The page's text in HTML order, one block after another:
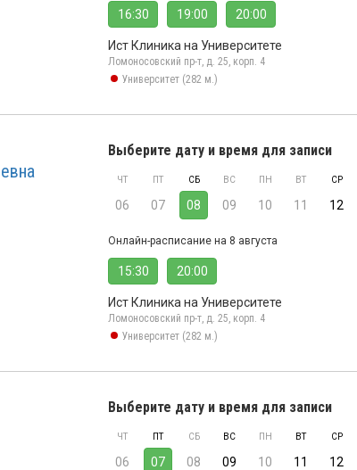
16:30 19:00 20:00
Ист Клиника на Университете
Ломоносовский пр-т, д. 25, корп. 4
Университет (282 м.)
Выберите дату и время для записи
ЧТ
06
ПТ
07
СБ
08
ВС
09
ПН
10
ВТ
11
СР
12
Онлайн-расписание на 8 августа
15:30 20:00
Ист Клиника на Университете
Ломоносовский пр-т, д. 25, корп. 4
Университет (282 м.)
Выберите дату и время для записи
ЧТ
06
ПТ
07
СБ
08
ВС
09
ПН
10
ВТ
11
СР
12